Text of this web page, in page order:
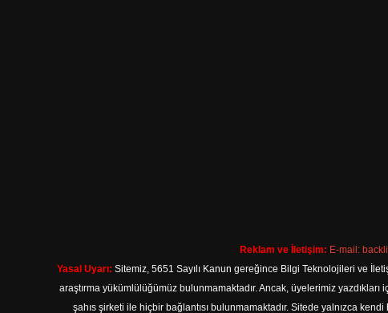
Reklam ve İletişim: E-mail:
Yasal Uyarı: Sitemiz, 5651 Sayılı Kanun gereğince Bilgi Teknolojileri ve
araştırma yükümlülüğümüz bulunmamaktadır. Ancak, üyelerimiz
şahıs şirketi ile hiçbir bağlantısı bulunmamaktadır. Sitede yalnızca